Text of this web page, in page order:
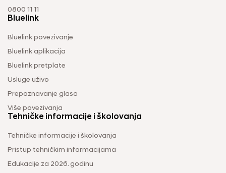
0800 11 11
Bluelink
Bluelink povezivanje
Bluelink aplikacija
Bluelink pretplate
Usluge uživo
Prepoznavanje glasa
Više povezivanja
Tehničke informacije i školovanja
Tehničke informacije i školovanja
Pristup tehničkim informacijama
Edukacije za 2026. godinu